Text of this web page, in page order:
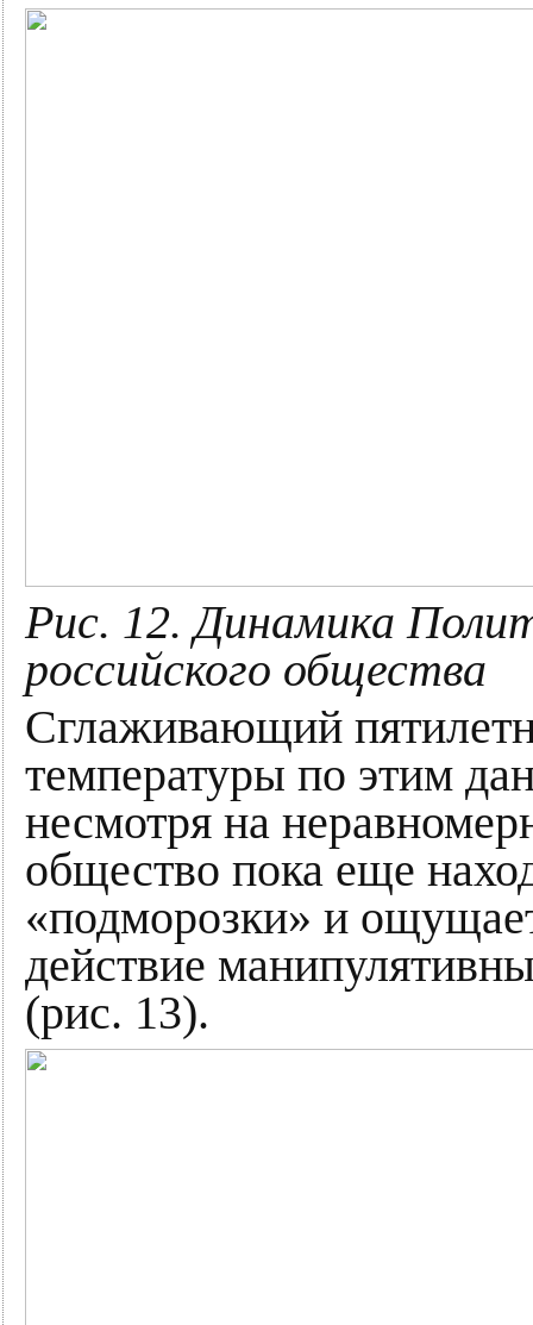
Рис. 12. Динамика
российского общества
Сглаживающий
температуры по этим
несмотря на
общество пока еще
«подморозки» и
действие
(рис. 13).